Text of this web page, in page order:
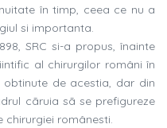
în timp, ceea ce nu a
si importanta.
SRC si-a propus, înainte
al chirurgilor români în
de acestia, dar din
cãruia sã se prefigureze
chirurgiei românesti.